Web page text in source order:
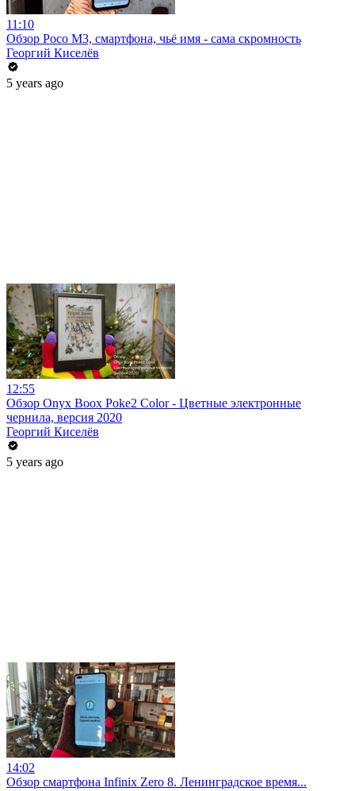
11:10
Обзор Poco M3, смартфона, чьё имя - сама скромность
Георгий Киселёв
5 years ago
12:55
Обзор Onyx Boox Poke2 Color - Цветные электронные
чернила, версия 2020
Георгий Киселёв
5 years ago
14:02
Обзор смартфона Infinix Zero 8. Ленинградское время...